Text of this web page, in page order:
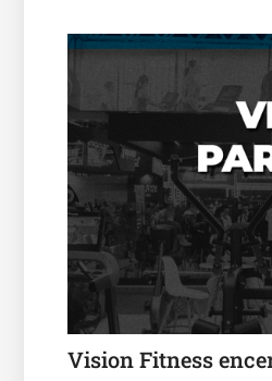
Vision Fitness